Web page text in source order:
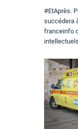
#EtAprès.
succédera
franceinfo